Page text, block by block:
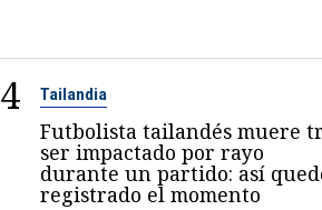
4 Tailandia
Futbolista tailandés muere
ser impactado por rayo
durante un partido: así
registrado el momento